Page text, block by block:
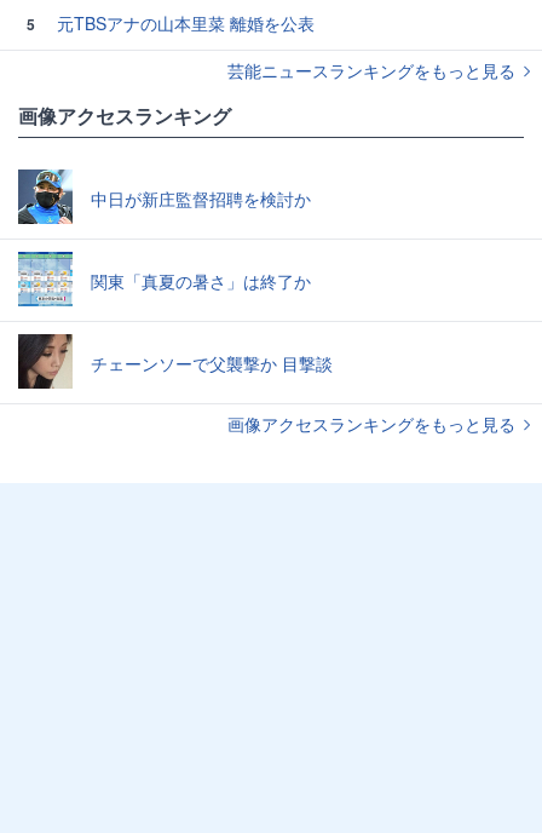
5
元TBSアナの山本里菜 離婚を公表
芸能ニュースランキングをもっと見る
画像アクセスランキング
中日が新庄監督招聘を検討か
関東「真夏の暑さ」は終了か
チェーンソーで父襲撃か 目撃談
画像アクセスランキングをもっと見る